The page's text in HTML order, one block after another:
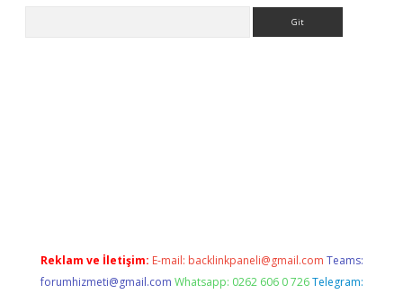
Reklam ve İletişim: E-mail: backlinkpaneli@gmail.com Teams:
forumhizmeti@gmail.com Whatsapp: 0262 606 0 726 Telegram: